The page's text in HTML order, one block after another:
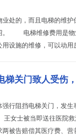
的，而且电梯的维护
。 电梯维修费用是物
设施的维修，可以动
梯关门致人受伤
阻挡电梯关门，发生
士被当即送往医院救
被告赔偿其医疗费、营